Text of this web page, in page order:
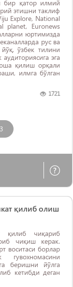
бир қатор илмий
этишни таклиф
Explore, National
planet, Euronews
юртимизда
рус ва
ўзбек тилини
эга
қилиш орқали
илмга бўлган
1721
қилиб олиш
қилиб чиқариб
чиқиш керак.
воситаси борлар
беришни йўлга
кетибди деган